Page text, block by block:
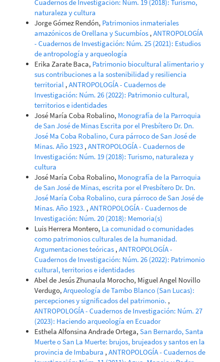
Cuadernos de Investigación: Núm. 19 (2018): Turismo,
naturaleza y cultura
Jorge Gómez Rendón, Patrimonios inmateriales
amazónicos de Orellana y Sucumbíos , ANTROPOLOGÍA
- Cuadernos de Investigación: Núm. 25 (2021): Estudios
de antropología y arqueología
Erika Zarate Baca, Patrimonio biocultural alimentario y
sus contribuciones a la sostenibilidad y resiliencia
territorial , ANTROPOLOGÍA - Cuadernos de
Investigación: Núm. 26 (2022): Patrimonio cultural,
territorios e identidades
José María Coba Robalino, Monografía de la Parroquia
de San José de Minas Escrita por el Presbítero Dr. Dn.
José Ma Coba Robalino, Cura párroco de San José de
Minas. Año 1923 , ANTROPOLOGÍA - Cuadernos de
Investigación: Núm. 19 (2018): Turismo, naturaleza y
cultura
José María Coba Robalino, Monografía de la Parroquia
de San José de Minas, escrita por el Presbítero Dr. Dn.
José María Coba Robalino, cura párroco de San José de
Minas. Año 1923. , ANTROPOLOGÍA - Cuadernos de
Investigación: Núm. 20 (2018): Memoria(s)
Luis Herrera Montero, La comunidad o comunidades
como patrimonios culturales de la humanidad.
Argumentaciones teóricas , ANTROPOLOGÍA -
Cuadernos de Investigación: Núm. 26 (2022): Patrimonio
cultural, territorios e identidades
Abel de Jesús Zhunaula Morocho, Miguel Angel Novillo
Verdugo, Arqueología de Tambo Blanco (San Lucas):
percepciones y significados del patrimonio. ,
ANTROPOLOGÍA - Cuadernos de Investigación: Núm. 27
(2023): Haciendo arqueología en Ecuador
Esthela Alfonsina Andrade Ortega, San Bernardo, Santa
Muerte o San La Muerte: brujos, brujeados y santos en la
provincia de Imbabura , ANTROPOLOGÍA - Cuadernos de